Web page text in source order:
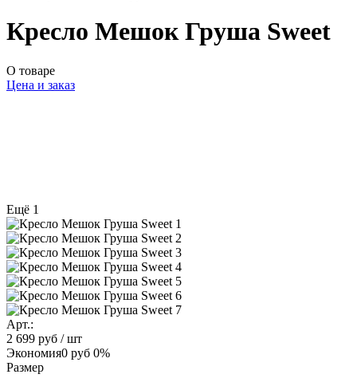
Кресло Мешок Груша Sweet
О товаре
Цена и заказ
Ещё 1
Арт.:
2 699 руб / шт
Экономия0 руб 0%
Размер